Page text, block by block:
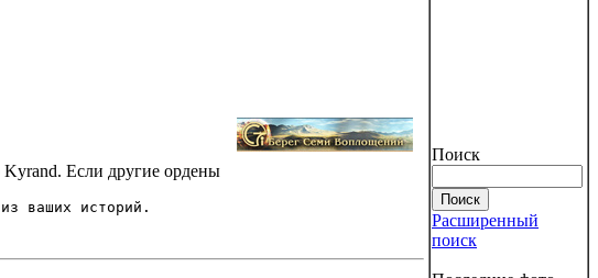
Kyrand. Если другие ордены
ваших историй.
Поиск
Расширенный
поиск